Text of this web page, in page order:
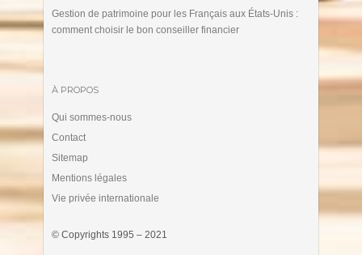
Gestion de patrimoine pour les Français aux États-Unis :
comment choisir le bon conseiller financier
À PROPOS
Qui sommes-nous
Contact
Sitemap
Mentions légales
Vie privée internationale
© Copyrights 1995 – 2021